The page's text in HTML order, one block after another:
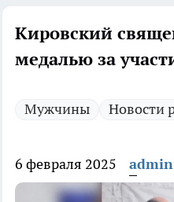
Кировский
медалью за
Мужчины Новости
6 февраля 2025 admin